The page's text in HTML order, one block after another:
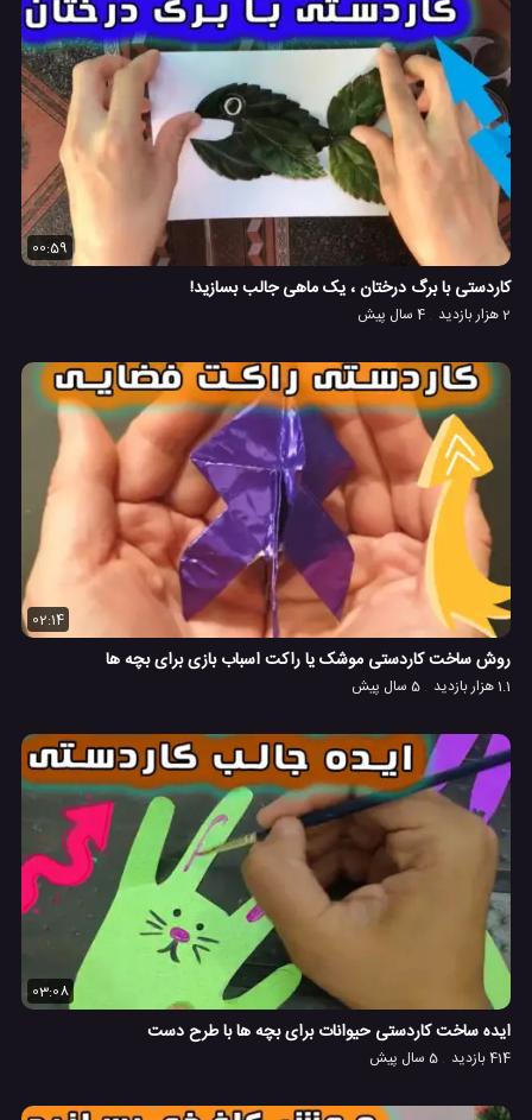
00:59
کاردستی با برگ درختان ، یک ماهی جالب بسازید!
2 هزار بازدید 4 سال پیش
02:14
روش ساخت کاردستی موشک یا راکت اسباب بازی برای بچه ها
1.1 هزار بازدید 5 سال پیش
03:08
ایده ساخت کاردستی حیوانات برای بچه ها با طرح دست
414 بازدید 5 سال پیش